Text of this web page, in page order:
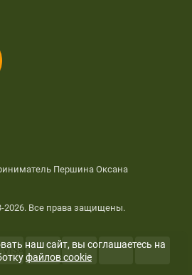
Першина Оксана
2026. Все права защищены.
наш сайт, вы соглашаетесь на
файлов cookie